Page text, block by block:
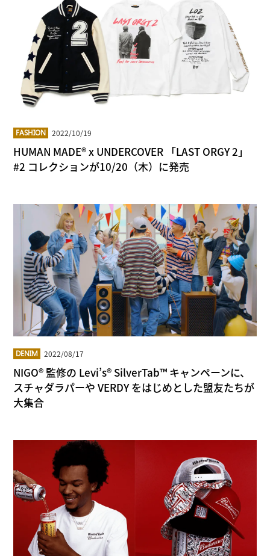
FASHION 2022/10/19
HUMAN MADE® x UNDERCOVER 「LAST ORGY 2」
#2 コレクションが10/20（木）に発売
DENIM 2022/08/17
NIGO® 監修の Levi’s® SilverTab™ キャンペーンに、
スチャダラパーや VERDY をはじめとした盟友たちが
大集合